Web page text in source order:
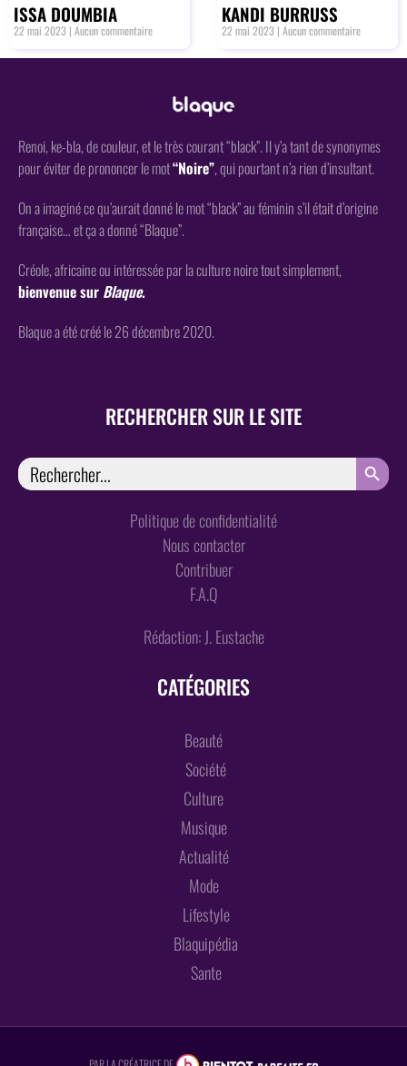
ISSA DOUMBIA
22 mai 2023 Aucun commentaire
KANDI BURRUSS
22 mai 2023 Aucun commentaire
Renoi, ke-bla, de couleur, et le très courant “black”. Il y’a tant de synonymes
pour éviter de prononcer le mot“Noire”, qui pourtant n’a rien d’insultant.
On a imaginé ce qu’aurait donné le mot “black” au féminin s’il était d’origine
française… et ça a donné “Blaque”.
Créole, africaine ou intéressée par la culture noire tout simplement,
bienvenue sur Blaque.
Blaque a été créé le 26 décembre 2020.
RECHERCHER SUR LE SITE
Search
for:
SEARCH
Politique de confidentialité
Nous contacter
Contribuer
F.A.Q
Rédaction: J. Eustache
CATÉGORIES
Beauté
Société
Culture
Musique
Actualité
Mode
Lifestyle
Blaquipédia
Sante